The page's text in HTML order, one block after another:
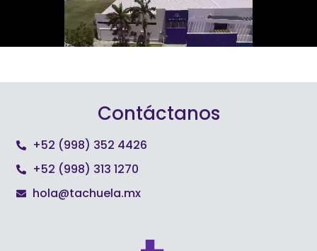
Contáctanos
+52 (998) 352 4426
+52 (998) 313 1270
hola@tachuela.mx